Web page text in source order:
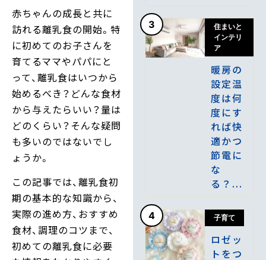
赤ちゃんの成長と共に
訪れる離乳食の開始。特
に初めてのお子さんを
育てるママやパパにと
って、離乳食はいつから
始めるべき？どんな食材
から与えたらいい？量は
どのくらい？そんな疑問
も多いのではないでし
ょうか。
この記事では、離乳食初
期の基本的な知識から、
実際の進め方、おすすめ
食材、調理のコツまで、
初めての離乳食に必要
3
住まいと
インテリ
ア
暖房の
設定温
度は何
度にす
れば快
適かつ
節電に
な
る？...
4 子育て
ロゼッ
トをつ